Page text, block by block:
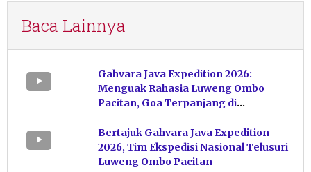
Baca Lainnya
Gahvara Java Expedition 2026:
Menguak Rahasia Luweng Ombo
Pacitan, Goa Terpanjang di
Bertajuk Gahvara Java Expedition
2026, Tim Ekspedisi Nasional Telusuri
Luweng Ombo Pacitan